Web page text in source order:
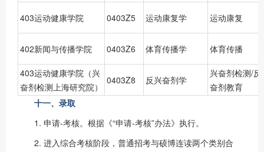
403运动健康学院 0403Z5 运动康复学 运动康复
402新闻与传播学院 0403Z6 体育传播学 体育传播
403运动健康学院（兴
奋剂检测上海研究院）
0403Z8 反兴奋剂学
兴奋剂检测/反
奋剂教育
十一、录取
1. 申请-考核。根据《“申请-考核”办法》执行。
2. 进入综合考核阶段，普通招考与硕博连读两个类别合